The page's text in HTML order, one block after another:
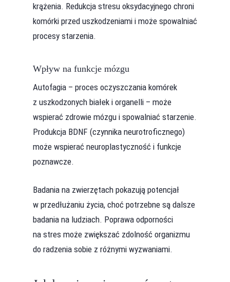
krążenia. Redukcja stresu oksydacyjnego chroni
komórki przed uszkodzeniami i może spowalniać
procesy starzenia.
Wpływ na funkcje mózgu
Autofagia – proces oczyszczania komórek
z uszkodzonych białek i organelli – może
wspierać zdrowie mózgu i spowalniać starzenie.
Produkcja BDNF (czynnika neurotroficznego)
może wspierać neuroplastyczność i funkcje
poznawcze.
Badania na zwierzętach pokazują potencjał
w przedłużaniu życia, choć potrzebne są dalsze
badania na ludziach. Poprawa odporności
na stres może zwiększać zdolność organizmu
do radzenia sobie z różnymi wyzwaniami.